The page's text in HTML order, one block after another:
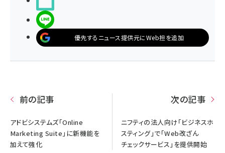
優先するニュース提供元にWeb担を追加
前の記事
アドビシステムズ「Online
Marketing Suite」に新機能を
加えて強化
次の記事
ニフティの法人向け「ビジネスホ
スティング」で「Web改ざん
チェックサービス」を提供開始